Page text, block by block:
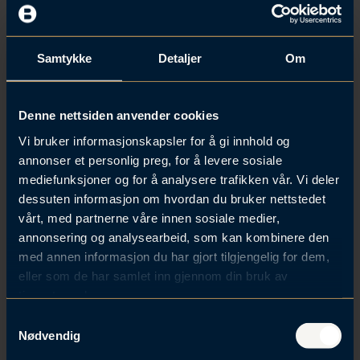
Samtykke Detaljer Om
Denne nettsiden anvender cookies
Vi bruker informasjonskapsler for å gi innhold og
annonser et personlig preg, for å levere sosiale
mediefunksjoner og for å analysere trafikken vår. Vi deler
dessuten informasjon om hvordan du bruker nettstedet
vårt, med partnerne våre innen sosiale medier,
annonsering og analysearbeid, som kan kombinere den
med annen informasjon du har gjort tilgjengelig for dem,
eller som de har samlet inn gjennom din bruk av
Nødvendig
fra i fjor. Må jeg ta fem uker
ferie?
Hvor mye feriepenger får jeg?
Jeg synes utregning av
feriepenger er vanskelig
Hvor mange feriedager har jeg
råd til uten å få lavere lønn i
juni?
Hva skjer dersom jeg blir syk
før eller i ferien?
Les mer:Brækhus’ ekspertise innenarbeidsrett.